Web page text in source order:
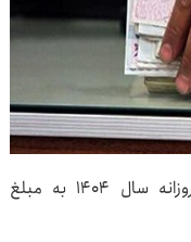
مبنای محاسبه عیدی، حداقل دستمزد روزانه سال ۱۴۰۴ به مبلغ